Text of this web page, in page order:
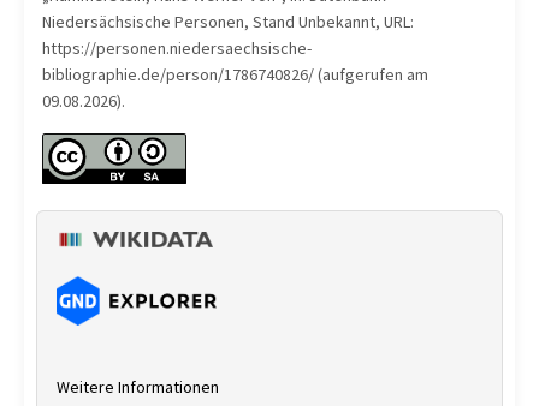
Niedersächsische Personen, Stand Unbekannt, URL:
https://personen.niedersaechsische-
bibliographie.de/person/1786740826/ (aufgerufen am
09.08.2026).
Weitere Informationen